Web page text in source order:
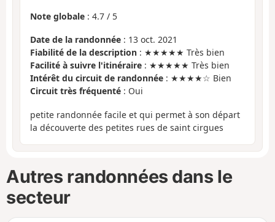
Note globale : 4.7 / 5
Date de la randonnée : 13 oct. 2021
Fiabilité de la description : ★★★★★ Très bien
Facilité à suivre l'itinéraire : ★★★★★ Très bien
Intérêt du circuit de randonnée : ★★★★☆ Bien
Circuit très fréquenté : Oui
petite randonnée facile et qui permet à son départ
la découverte des petites rues de saint cirgues
Autres randonnées dans le
secteur